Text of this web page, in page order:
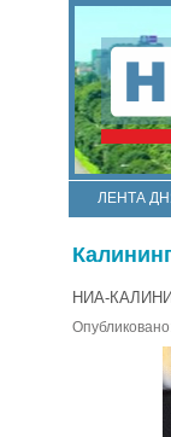
ЛЕНТА
НИА-